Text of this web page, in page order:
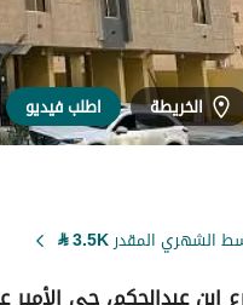
الخريطة اطلب فيديو
الشهري المقدر3.5K
⃁